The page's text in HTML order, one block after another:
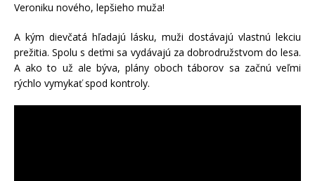
Veroniku nového, lepšieho muža!
A kým dievčatá hľadajú lásku, muži dostávajú vlastnú lekciu
prežitia. Spolu s deťmi sa vydávajú za dobrodružstvom do lesa.
A ako to už ale býva, plány oboch táborov sa začnú veľmi
rýchlo vymykať spod kontroly.